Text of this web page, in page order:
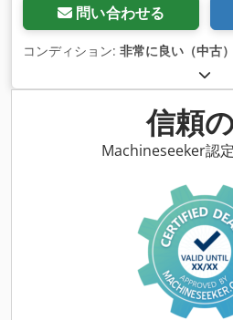
問い合わせる
コンディション: 非常に良い（中古）
信頼
Machineseeker認